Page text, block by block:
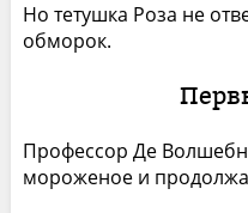
Но тетушка Роза не
обморок.
Профессор Де
мороженое и